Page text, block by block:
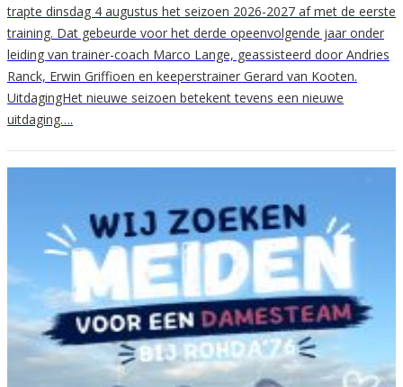
trapte dinsdag 4 augustus het seizoen 2026-2027 af met de eerste
training. Dat gebeurde voor het derde opeenvolgende jaar onder
leiding van trainer-coach Marco Lange, geassisteerd door Andries
Ranck, Erwin Griffioen en keeperstrainer Gerard van Kooten.
UitdagingHet nieuwe seizoen betekent tevens een nieuwe
uitdaging….